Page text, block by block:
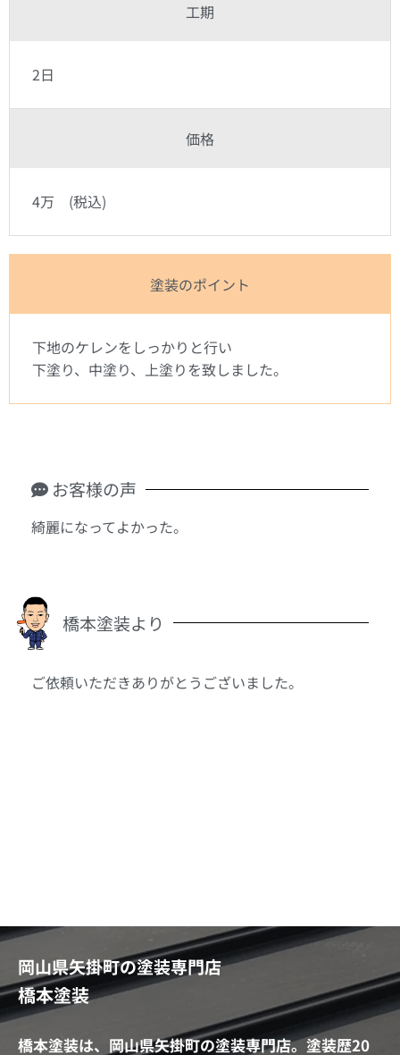
工期
2日
価格
4万 (税込)
塗装のポイント
下地のケレンをしっかりと行い
下塗り、中塗り、上塗りを致しました。
お客様の声
綺麗になってよかった。
橋本塗装より
ご依頼いただきありがとうございました。
岡山県矢掛町の塗装専門店
橋本塗装
橋本塗装は、岡山県矢掛町の塗装専門店。塗装歴20